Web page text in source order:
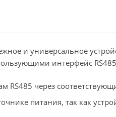
и универсальное
интерфейс
RS485 через
питания, так как